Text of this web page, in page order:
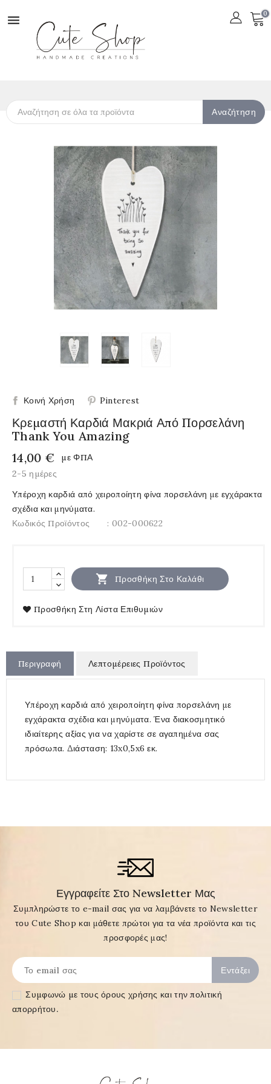
 0
Αναζήτηση
Κοινή Χρήση Pinterest
Κρεμαστή Καρδιά Μακριά Από Πορσελάνη
Thank You Amazing
14,00 €
με ΦΠΑ
2-5 ημέρες
Υπέροχη καρδιά από χειροποίητη φίνα πορσελάνη με εγχάρακτα
σχέδια και μηνύματα.
Κωδικός Προϊόντος
: 002-000622
 Προσθήκη Στο Καλάθι
Προσθήκη Στη Λίστα Επιθυμιών
Περιγραφή Λεπτομέρειες Προϊόντος
Υπέροχη καρδιά από χειροποίητη φίνα πορσελάνη με
εγχάρακτα σχέδια και μηνύματα. Ένα διακοσμητικό
ιδιαίτερης αξίας για να χαρίστε σε αγαπημένα σας
πρόσωπα. Διάσταση: 13x0,5x6 εκ.
Εγγραφείτε Στο Newsletter Μας
Συμπληρώστε το e-mail σας για να λαμβάνετε το Newsletter
του Cute Shop και μάθετε πρώτοι για τα νέα προϊόντα και τις
προσφορές μας!
Συμφωνώ με τουςόρους χρήσης και την πολιτική
απορρήτου.